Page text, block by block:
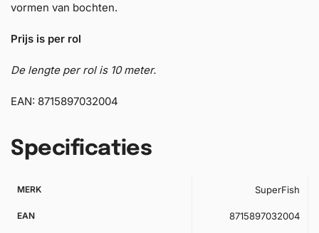
vormen van bochten.
Prijs is per rol
De lengte per rol is 10 meter.
EAN: 8715897032004
Specificaties
MERK SuperFish
EAN 8715897032004